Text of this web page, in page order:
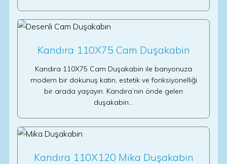
Kandıra 110X75 Cam Duşakabin
Kandıra 110X75 Cam Duşakabin ile banyonuza
modern bir dokunuş katın, estetik ve fonksiyonelliği
bir arada yaşayın. Kandıra’nın önde gelen
duşakabin…
Kandıra 110X120 Mika Duşakabin